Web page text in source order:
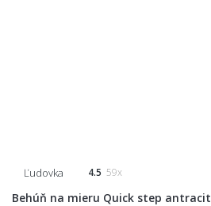
Ľudovka 4.5 59x
Behúň na mieru Quick step antracit